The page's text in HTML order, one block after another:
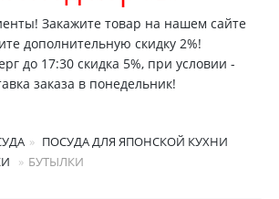
Закажите товар на нашем сайте
дополнительную скидку 2%!
до 17:30 скидка 5%, при условии -
заказа в понедельник!
ПОСУДА ДЛЯ ЯПОНСКОЙ КУХНИ
БУТЫЛКИ